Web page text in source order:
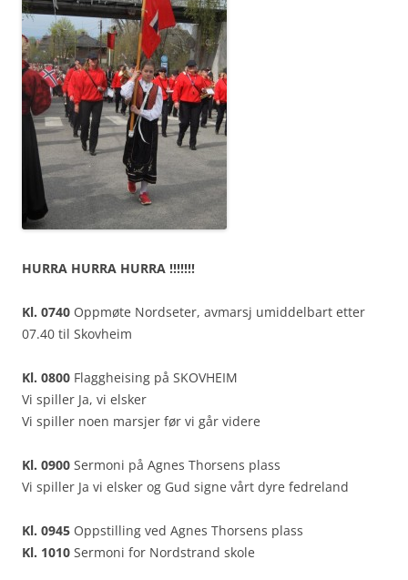
HURRA HURRA HURRA !!!!!!!
Kl. 0740 Oppmøte Nordseter, avmarsj umiddelbart etter
07.40 til Skovheim
Kl. 0800 Flaggheising på SKOVHEIM
Vi spiller Ja, vi elsker
Vi spiller noen marsjer før vi går videre
Kl. 0900 Sermoni på Agnes Thorsens plass
Vi spiller Ja vi elsker og Gud signe vårt dyre fedreland
Kl. 0945 Oppstilling ved Agnes Thorsens plass
Kl. 1010 Sermoni for Nordstrand skole